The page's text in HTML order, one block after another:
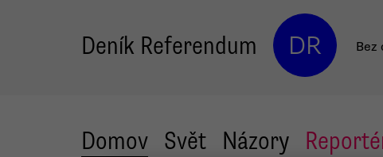
Deník Referendum DR Bez
Domov Svět Názory